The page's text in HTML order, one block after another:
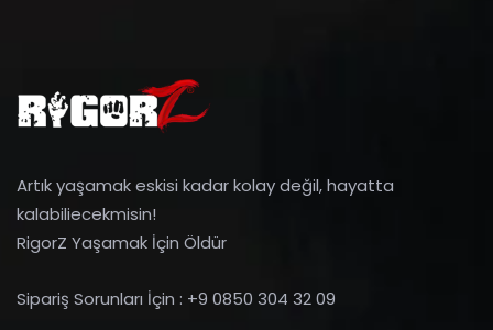
Artık yaşamak eskisi kadar kolay değil, hayatta
kalabiliecekmisin!
RigorZ Yaşamak İçin Öldür
Sipariş Sorunları İçin : +9 0850 304 32 09